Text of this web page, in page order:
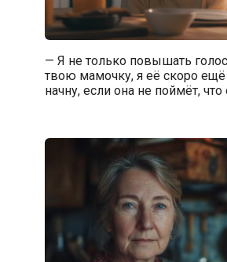
— Я не только повышать
твою мамочку, я её скоро ещё
начну, если она не поймёт, что